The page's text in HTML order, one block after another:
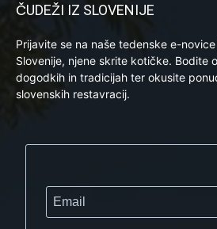
ČUDEŽI IZ SLOVENIJE
Prijavite se na naše tedenske e-
Slovenije, njene skrite kotičke. Bodite
dogodkih in tradicijah ter okusite
slovenskih restavracij.